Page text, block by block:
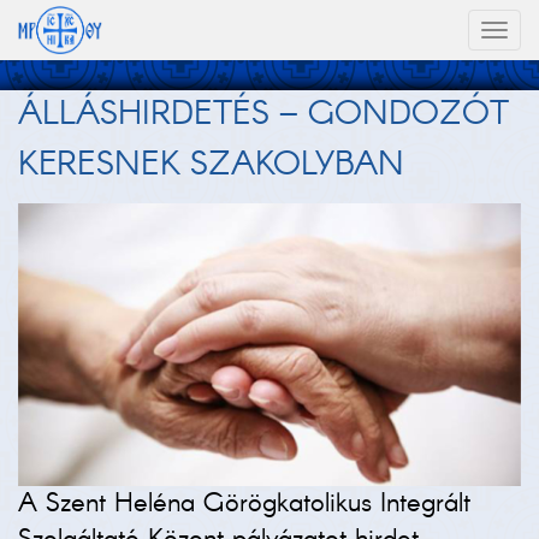
ÁLLÁSHIRDETÉS – GONDOZÓT
KERESNEK SZAKOLYBAN
A Szent Heléna Görögkatolikus Integrált